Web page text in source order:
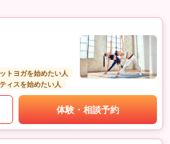
トヨガを始めたい人
ィスを始めたい人
体験・相談予約